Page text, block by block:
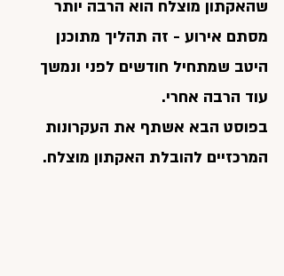
שהאקתון מוצלח הוא הרבה יותר
מסתם אירוע - זה תהליך מתוכנן
היטב שמתחיל חודשים לפני ונמשך
עוד הרבה אחרי.
בפוסט הבא אשתף את העקרונות
המרכזיים להובלת האקתון מוצלח.